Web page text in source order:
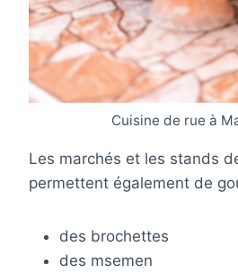
Cuisine de rue à
Les marchés et les stands
permettent également de
des brochettes
des msemen